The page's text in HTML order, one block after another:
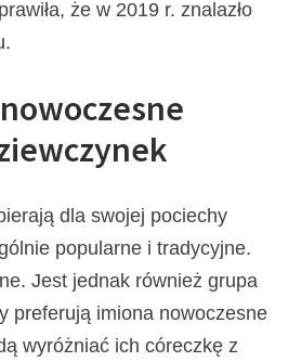
że w 2019 r. znalazło
dla swojej pociechy
popularne i tradycyjne.
Jest jednak również grupa
preferują imiona nowoczesne
wyróżniać ich córeczkę z